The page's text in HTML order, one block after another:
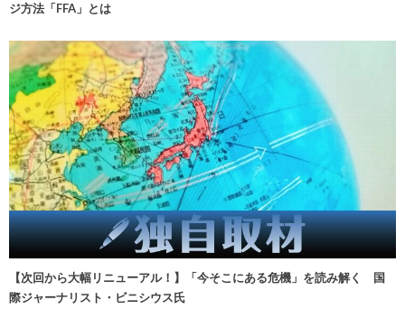
ジ方法「FFA」とは
【次回から大幅リニューアル！】「今そこにある危機」を読み解く 国
際ジャーナリスト・ビニシウス氏